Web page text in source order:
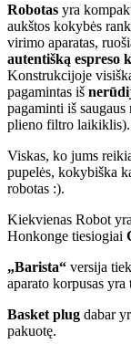
Robotas yra
aukštos kokybės
virimo aparatas,
autentišką espreso
Konstrukcijoje
pagamintas iš
pagaminti iš
plieno filtro laikiklis).
Viskas, ko jums
pupelės, kokybiška
robotas :).
Kiekvienas Robot yra
Honkonge tiesiogiai
„Barista“ versija
aparato korpusas
Basket plug dabar
pakuotę.